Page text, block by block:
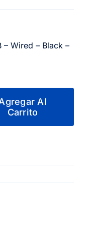
– Wired – Black –
Al
Carrito